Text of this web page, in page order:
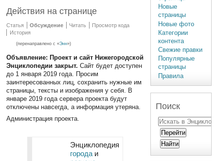
Действия на странице
Статья Обсуждение Читать
Просмотр кода
История
(перенаправлено с «Энн»)
Объявление: Проект и сайт Нижегородской
Энциклопедии закрыт. Сайт будет доступен
до 1 января 2019 года. Просим
заинтересованных лиц, сохранить нужные им
страницы, тексты и изображения у себя. В
январе 2019 года сервера проекта будут
отключены навсегда, а информация утеряна.
Администрация проекта.
Энциклопедия
городаи
Новые
страницы
Новые фото
Категории
контента
Свежие правки
Популярные
страницы
Правила
Поиск